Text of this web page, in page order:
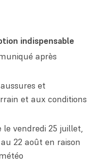
indispensable
après
et
et aux conditions
vendredi 25 juillet,
22 août en raison